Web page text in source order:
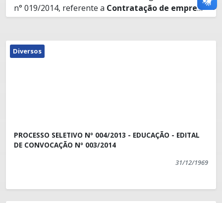
n° 019/2014, referente a Contratação de empresa
especializada em locação de 03 (três) caminhões
para atender a secretaria municipal de obras,
por determinação da Secretaria Municipal de Obras.
Diversos
PROCESSO SELETIVO Nº 004/2013 - EDUCAÇÃO - EDITAL
DE CONVOCAÇÃO Nº 003/2014
31/12/1969